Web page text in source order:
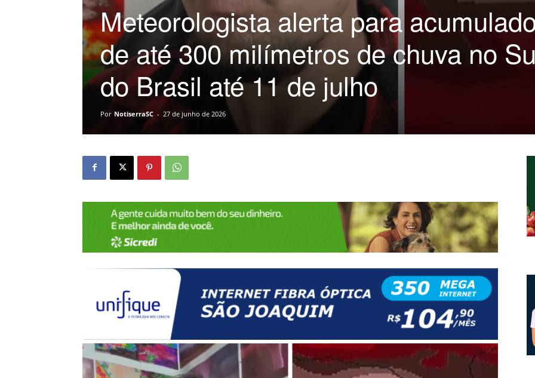
Meteorologista alerta para
de até 300 milímetros de chuva no
do Brasil até 11 de julho
Por NotiserraSC - 27 de junho de 2026